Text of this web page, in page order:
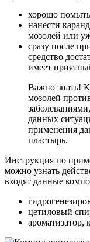
хорошо
нанести
мозолей или
сразу после
средство
имеет
Важно знать!
мозолей
данных
применения
пластырь.
Инструкция по
можно узнать
входят данные
цетиловый
ароматизатор,